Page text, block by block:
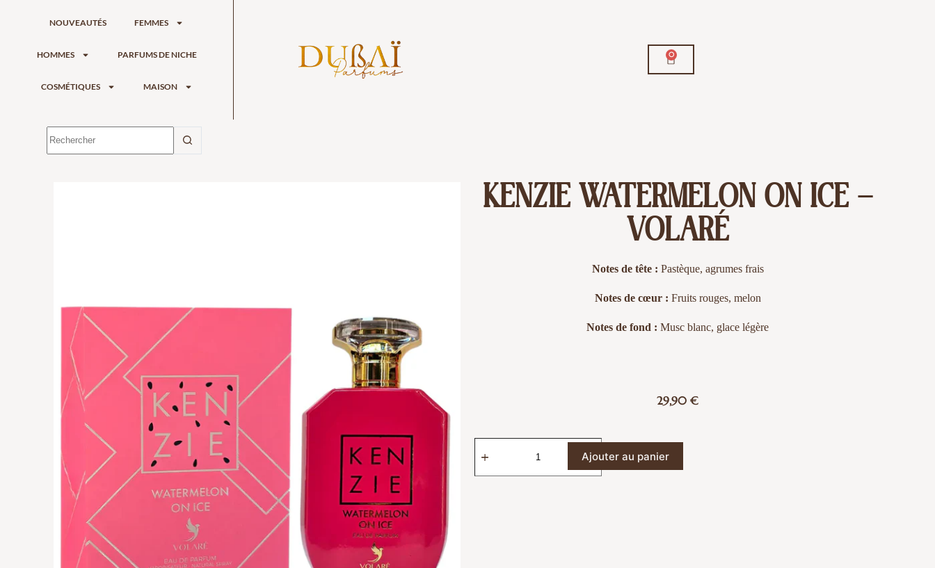
NOUVEAUTÉS FEMMES
HOMMES PARFUMS DE NICHE
COSMÉTIQUES MAISON
0
KENZIE WATERMELON ON ICE –
VOLARÉ
Notes de tête : Pastèque, agrumes frais
Notes de cœur : Fruits rouges, melon
Notes de fond : Musc blanc, glace légère
29,90€
Ajouter au panier